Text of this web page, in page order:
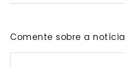
Comente sobre a notícia